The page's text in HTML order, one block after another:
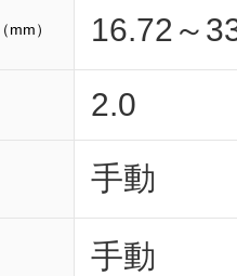
mm） 16.72～
2.0
手動
手動